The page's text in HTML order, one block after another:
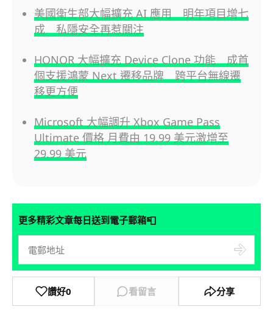
美國衛生部大幅擴充 AI 應用 明年項目增七
成 私隱安全再惹關注
HONOR 大幅擴充 Device Clone 功能 成首
個支援鴻蒙 Next 遷移品牌 跨平台無線遷
移更方便
Microsoft 大幅調升 Xbox Game Pass
Ultimate 價格 月費由 19.99 美元激增至
29.99 美元
更多精彩文章每日送到電子郵箱📮
讚好0 看留言 分享